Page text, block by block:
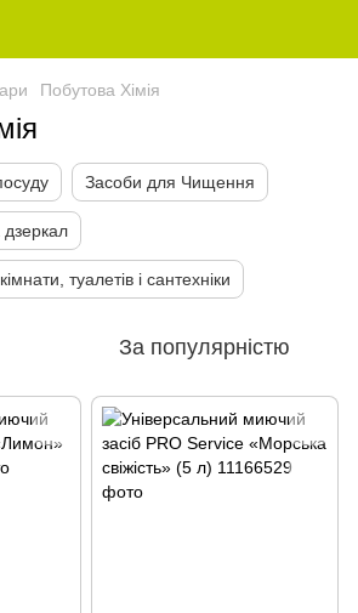
Побутова Хімія
Засоби для Чищення
туалетів і сантехніки
За популярністю